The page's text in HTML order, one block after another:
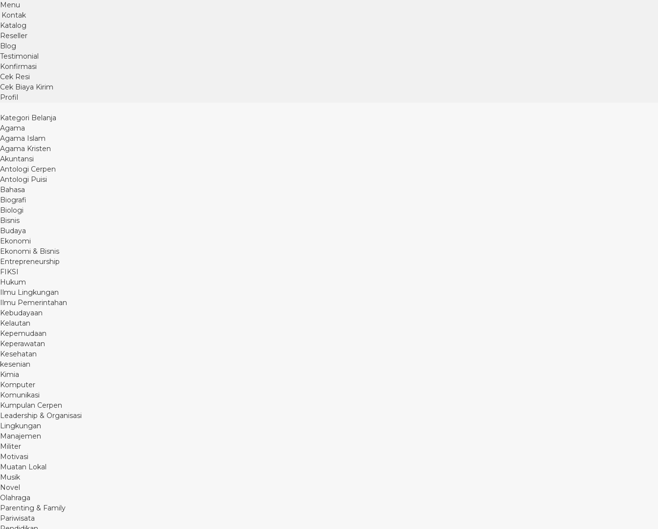
Menu
Kontak
Katalog
Reseller
Blog
Testimonial
Konfirmasi
Cek Resi
Cek Biaya Kirim
Profil
Kategori Belanja
Agama
Agama Islam
Agama Kristen
Akuntansi
Antologi Cerpen
Antologi Puisi
Bahasa
Biografi
Biologi
Bisnis
Budaya
Ekonomi
Ekonomi & Bisnis
Entrepreneurship
FIKSI
Hukum
Ilmu Lingkungan
Ilmu Pemerintahan
Kebudayaan
Kelautan
Kepemudaan
Keperawatan
Kesehatan
kesenian
Kimia
Komputer
Komunikasi
Kumpulan Cerpen
Leadership & Organisasi
Lingkungan
Manajemen
Militer
Motivasi
Muatan Lokal
Musik
Novel
Olahraga
Parenting & Family
Pariwisata